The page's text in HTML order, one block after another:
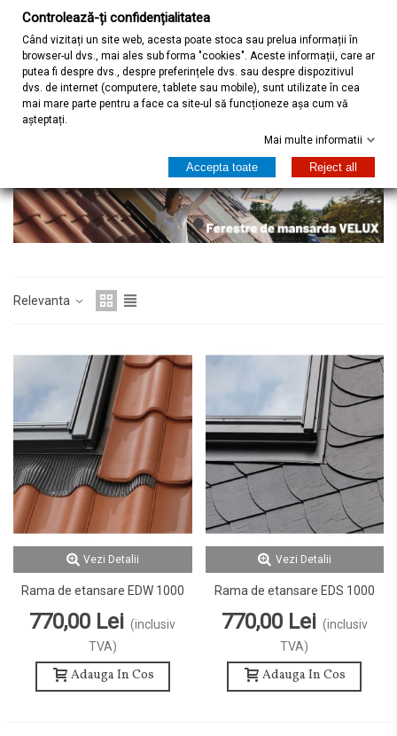
Acasa Ferestre de mansarda
Ferestre VELUX
Rame de Etanșare pentru Ferestre Velux
Rame de Etanșare pentru Ferestre Velux
Relevanta
Vezi Detalii
Rama de etansare EDW 1000
770,00 Lei (inclusiv
TVA)
Adauga In Cos
Vezi Detalii
Rama de etansare EDS 1000
770,00 Lei (inclusiv
TVA)
Adauga In Cos
Controlează-ți confidențialitatea
Când vizitați un site web, acesta poate stoca sau prelua informații în
browser-ul dvs., mai ales sub forma "cookies". Aceste informații, care ar
putea fi despre dvs., despre preferințele dvs. sau despre dispozitivul
dvs. de internet (computere, tablete sau mobile), sunt utilizate în cea
mai mare parte pentru a face ca site-ul să funcționeze așa cum vă
așteptați.
Mai multe informatii
Accepta toate Reject all